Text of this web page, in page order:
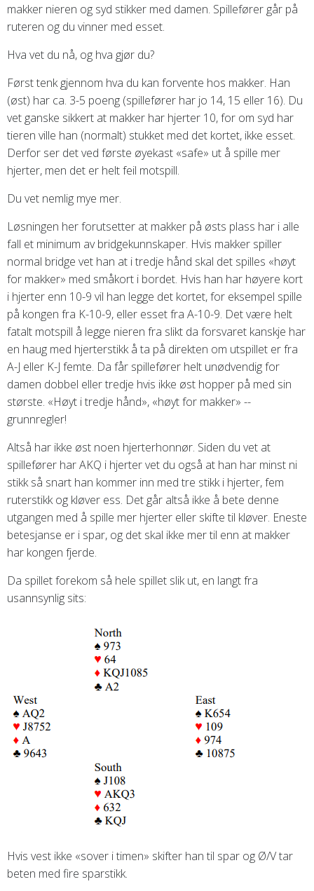
makker nieren og syd stikker med damen. Spillefører går på
ruteren og du vinner med esset.
Hva vet du nå, og hva gjør du?
Først tenk gjennom hva du kan forvente hos makker. Han
(øst) har ca. 3-5 poeng (spillefører har jo 14, 15 eller 16). Du
vet ganske sikkert at makker har hjerter 10, for om syd har
tieren ville han (normalt) stukket med det kortet, ikke esset.
Derfor ser det ved første øyekast «safe» ut å spille mer
hjerter, men det er helt feil motspill.
Du vet nemlig mye mer.
Løsningen her forutsetter at makker på østs plass har i alle
fall et minimum av bridgekunnskaper. Hvis makker spiller
normal bridge vet han at i tredje hånd skal det spilles «høyt
for makker» med småkort i bordet. Hvis han har høyere kort
i hjerter enn 10-9 vil han legge det kortet, for eksempel spille
på kongen fra K-10-9, eller esset fra A-10-9. Det være helt
fatalt motspill å legge nieren fra slikt da forsvaret kanskje har
en haug med hjerterstikk å ta på direkten om utspillet er fra
A-J eller K-J femte. Da får spillefører helt unødvendig for
damen dobbel eller tredje hvis ikke øst hopper på med sin
største. «Høyt i tredje hånd», «høyt for makker» --
grunnregler!
Altså har ikke øst noen hjerterhonnør. Siden du vet at
spillefører har AKQ i hjerter vet du også at han har minst ni
stikk så snart han kommer inn med tre stikk i hjerter, fem
ruterstikk og kløver ess. Det går altså ikke å bete denne
utgangen med å spille mer hjerter eller skifte til kløver. Eneste
betesjanse er i spar, og det skal ikke mer til enn at makker
har kongen fjerde.
Da spillet forekom så hele spillet slik ut, en langt fra
usannsynlig sits:
Hvis vest ikke «sover i timen» skifter han til spar og Ø/V tar
beten med fire sparstikk.